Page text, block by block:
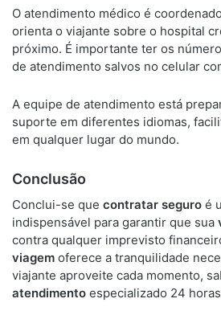
O atendimento médico é
orienta o viajante sobre o hospital
próximo. É importante ter os
de atendimento salvos no celular
A equipe de atendimento está
suporte em diferentes idiomas,
em qualquer lugar do mundo.
Conclusão
Conclui-se que contratar seguro é
indispensável para garantir que sua
contra qualquer imprevisto
viagem oferece a tranquilidade
viajante aproveite cada momento,
atendimento especializado 24